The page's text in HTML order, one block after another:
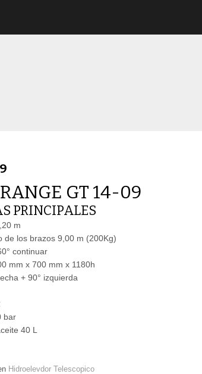
GT 14-09
PRINCIPALES
m
de los brazos 9,00 m (200Kg)
continuar
mm x 700 mm x 1180h
+ 90° izquierda
bar
40 L
Hidroelevdor Telescopico